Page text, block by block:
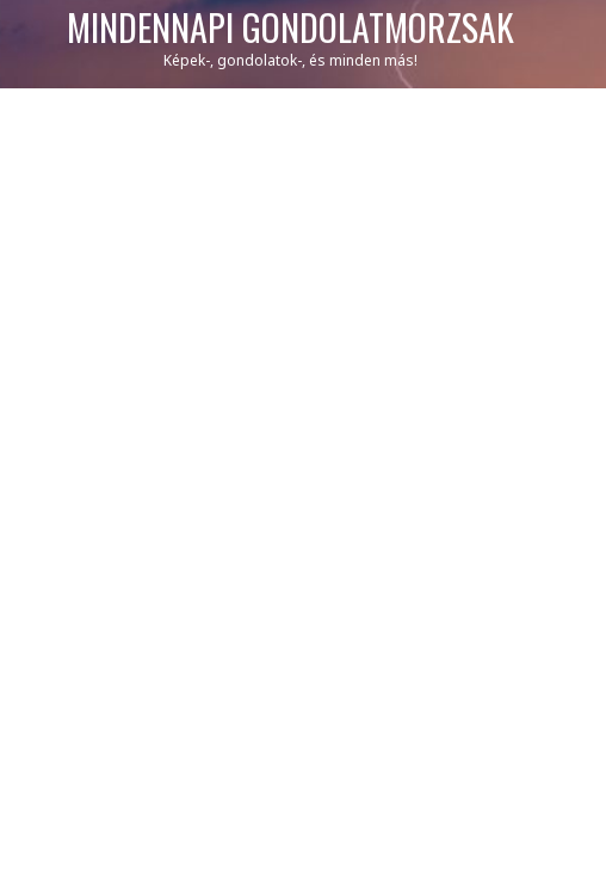
MINDENNAPI GONDOLATMORZSÁK
Képek-, gondolatok-, és minden más!